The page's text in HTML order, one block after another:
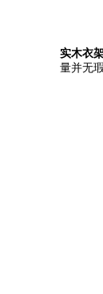
实木衣
量并无